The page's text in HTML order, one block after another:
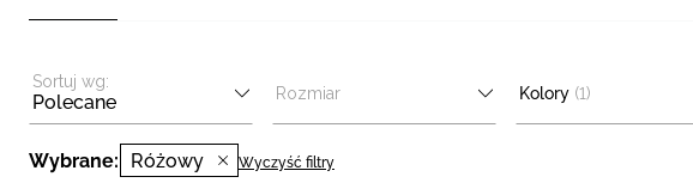
Sortuj wg:
Polecane Rozmiar Kolory (1)
Wybrane: Różowy Wyczyść filtry